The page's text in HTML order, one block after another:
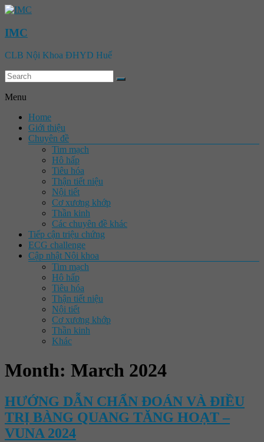
IMC
CLB Nội Khoa ĐHYD Huế
Menu
Home
Giới thiệu
Chuyên đề
Tim mạch
Hô hấp
Tiêu hóa
Thận tiết niệu
Nội tiết
Cơ xương khớp
Thần kinh
Các chuyên đề khác
Tiếp cận triệu chứng
ECG challenge
Cập nhật Nội khoa
Tim mạch
Hô hấp
Tiêu hóa
Thận tiết niệu
Nội tiết
Cơ xương khớp
Thần kinh
Khác
Month: March 2024
HƯỚNG DẪN CHẨN ĐOÁN VÀ ĐIỀU
TRỊ BÀNG QUANG TĂNG HOẠT –
VUNA 2024